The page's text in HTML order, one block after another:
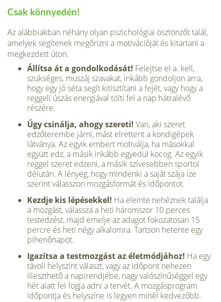
Csak könnyedén!
Az alábbiakban néhány olyan pszichológiai ösztönzőt talál,
amelyek segítenek megőrizni a motivációját és kitartani a
megkezdett úton.
Állítsa át a gondolkodását! Felejtse el a. kell,
szükséges, muszáj szavakat, inkább gondoljon arra,
hogy egy jó séta segít kitisztítani a fejét, vagy hogy a
reggeli úszás energiával tölti fel a nap hátralévő
részére.
Úgy csinálja, ahogy szereti! Van, aki szeret
edzőterembe járni, mást elrettent a kondigépek
látványa. Az egyik embert motiválja, ha másokkal
együtt edz, a másik inkább egyedül kocog. Az egyik
reggel szeret edzeni, a másik szívesebben sportol
délután. A lényeg, hogy mindenki a saját szája íze
szerint válasszon mozgásformát és időpontot.
Kezdje kis lépésekkel! Ha eleinte nehéznek találja
a mozgást, válassza a heti háromszor 10 perces
testedzést, majd emelje az adagot fokozatosan 15
percre és heti négy alkalomra. Tartson hetente egy
pihenőnapot.
Igazítsa a testmozgást az életmódjához! Ha egy
távoli helyszínt választ, vagy az időpont nehezen
illeszthető a napirendjébe, nagy valószínűséggel egy
hét alatt fel fogja adni a tervét. A mozgásprogram
időpontja és helyszíne is legyen minél kedvezőbb.